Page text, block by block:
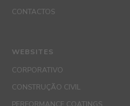
CONTACTOS
WEBSITES
CORPORATIVO
CONSTRUÇÃO CIVIL
PERFORMANCE COATINGS